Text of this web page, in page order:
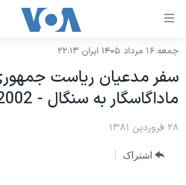
لینکهای
دسترسی
جهش
محتوای
اصلی
نسخه سبک وب‌سایت
موضوع ها
ایران
آمریکا
برنامه های تلویزیونی
جدول برنامه ها
جمعه ۱۶ مرداد ۱۴۰۵ ایران ۲۲:۱۳
سفر مدعيان رياست
ماداگاسگار به سنگال - 2002-04-17
۲۸ فروردین ۱۳۸۱
اشتراک